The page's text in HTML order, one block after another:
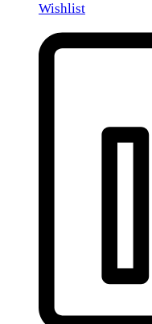
Wishlist